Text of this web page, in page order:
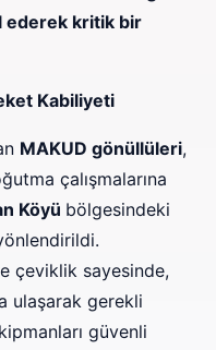
ederek kritik bir
Kabiliyeti
MAKUD gönüllüleri,
çalışmalarına
Köyü bölgesindeki
çeviklik sayesinde,
ulaşarak gerekli
güvenli